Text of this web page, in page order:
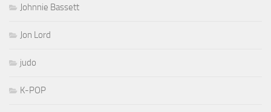
Johnnie Bassett
Jon Lord
judo
K-POP